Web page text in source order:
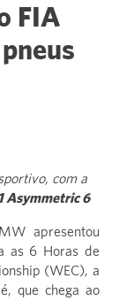
FIA
com a
Asymmetric 6
apresentou
as 6 Horas de
(WEC), a
que chega ao